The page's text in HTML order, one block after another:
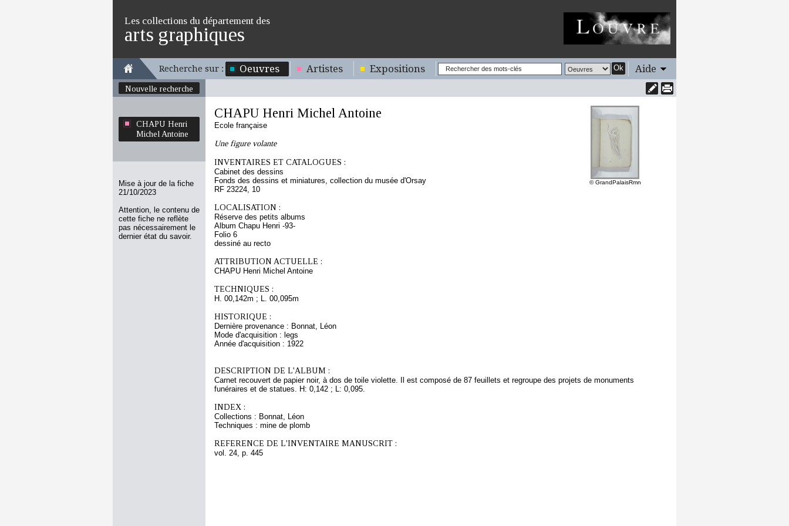
Les collections du département des
arts graphiques
Recherche sur : Oeuvres Artistes Expositions Ok Aide
Nouvelle recherche
CHAPU Henri
Michel Antoine
Mise à jour de la fiche
21/10/2023
Attention, le contenu de
cette fiche ne reflète
pas nécessairement le
dernier état du savoir.
© GrandPalaisRmn
CHAPU Henri Michel Antoine
Ecole française
Une figure volante
INVENTAIRES ET CATALOGUES :
Cabinet des dessins
Fonds des dessins et miniatures, collection du musée d'Orsay
RF 23224, 10
LOCALISATION :
Réserve des petits albums
Album Chapu Henri -93-
Folio 6
dessiné au recto
ATTRIBUTION ACTUELLE :
CHAPU Henri Michel Antoine
TECHNIQUES :
H. 00,142m ; L. 00,095m
HISTORIQUE :
Dernière provenance : Bonnat, Léon
Mode d'acquisition : legs
Année d'acquisition : 1922
DESCRIPTION DE L'ALBUM :
Carnet recouvert de papier noir, à dos de toile violette. Il est composé de 87 feuillets et regroupe des projets de monuments
funéraires et de statues. H: 0,142 ; L: 0,095.
INDEX :
Collections : Bonnat, Léon
Techniques : mine de plomb
REFERENCE DE L'INVENTAIRE MANUSCRIT :
vol. 24, p. 445